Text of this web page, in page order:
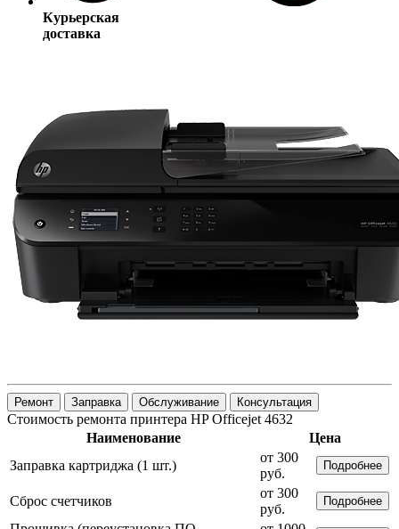
Курьерская
доставка
Ремонт Заправка Обслуживание Консультация
Стоимость ремонта принтера HP Officejet 4632
Наименование
Цена
Заправка картриджа (1 шт.)
от 300
руб.
Подробнее
Сброс счетчиков
от 300
руб.
Подробнее